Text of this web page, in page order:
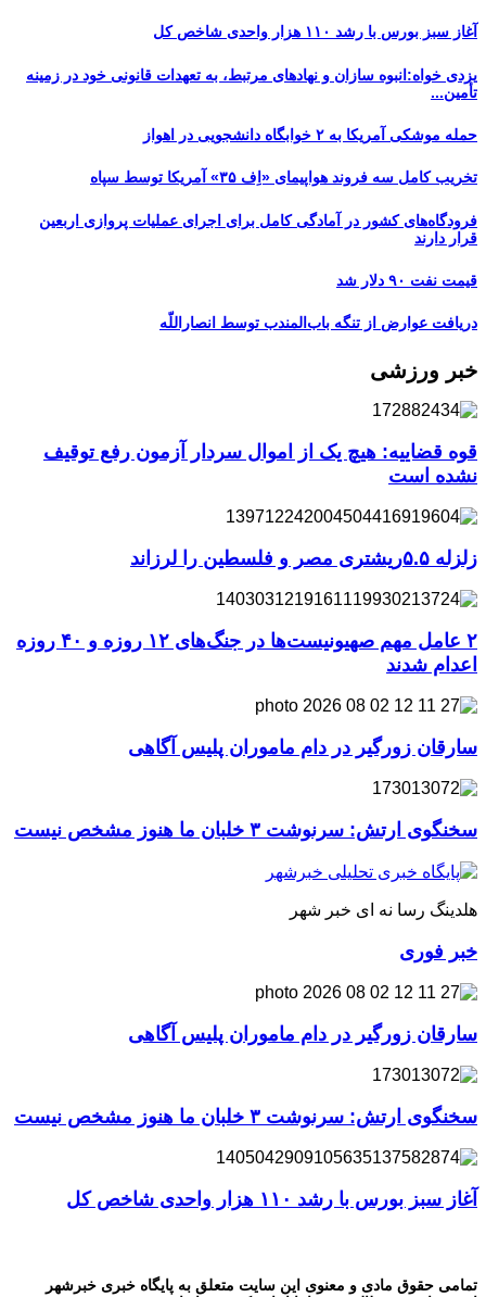
آغاز سبز بورس با رشد ۱۱۰ هزار واحدی شاخص کل
یزدی خواه:انبوه سازان و نهادهای مرتبط، به تعهدات قانونی خود در زمینه
تأمین...
حمله موشکی آمریکا به ۲ خوابگاه دانشجویی در اهواز
تخریب کامل سه فروند هواپیمای «اِف ۳۵» آمریکا توسط سپاه
فرودگاه‌های کشور در آمادگی کامل برای اجرای عملیات پروازی اربعین
قرار دارند
قیمت نفت ۹۰ دلار شد
دریافت عوارض از تنگه باب‌المندب توسط انصاراللّه
خبر ورزشی
قوه قضاییه: هیچ یک از اموال سردار آزمون رفع توقیف
نشده است
زلزله ۵.۵ریشتری مصر و فلسطین را لرزاند
۲ عامل مهم صهیونیست‌ها در جنگ‌های ۱۲ روزه و ۴۰ روزه
اعدام شدند
سارقان زورگیر در دام ماموران پلیس آگاهی
سخنگوی ارتش: سرنوشت ۳ خلبان ما هنوز مشخص نیست
هلدینگ رسا نه ای خبر شهر
خبر فوری
سارقان زورگیر در دام ماموران پلیس آگاهی
سخنگوی ارتش: سرنوشت ۳ خلبان ما هنوز مشخص نیست
آغاز سبز بورس با رشد ۱۱۰ هزار واحدی شاخص کل
تمامی حقوق مادی و معنوی این سایت متعلق به پایگاه خبری خبرشهر